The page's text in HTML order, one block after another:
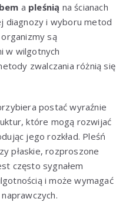
a pleśnią na ścianach
diagnozy i wyboru metod
są
w wilgotnych
zwalczania różnią się
postać wyraźnie
które mogą rozwijać
jego rozkład. Pleśń
płaskie, rozproszone
często sygnałem
i może wymagać